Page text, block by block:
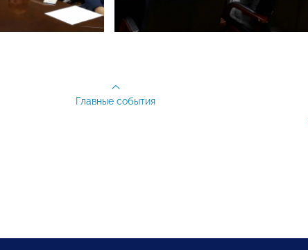
Главные события